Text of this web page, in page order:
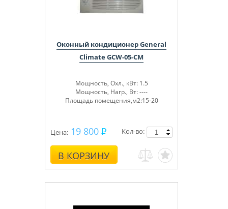
Оконный кондиционер General
Climate GCW-05-CM
Мощность, Охл., кВт: 1.5
Мощность, Нагр., Вт: ----
Площадь помещения,м2:15-20
Цена: 19 800
В КОРЗИНУ
Кол-во: